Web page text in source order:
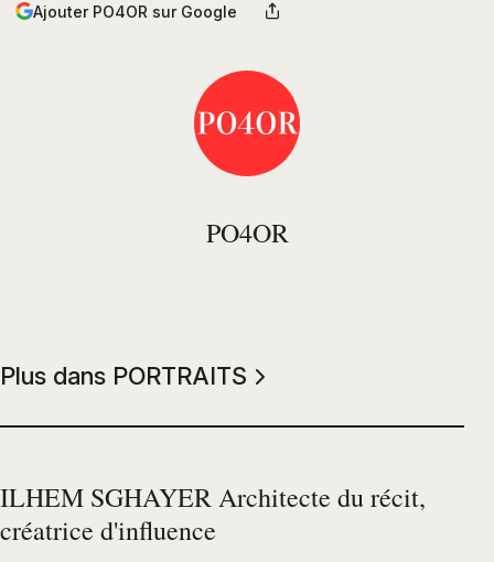
Ajouter PO4OR sur Google
PO4OR
Plus dans PORTRAITS
ILHEM SGHAYER Architecte du récit,
créatrice d'influence